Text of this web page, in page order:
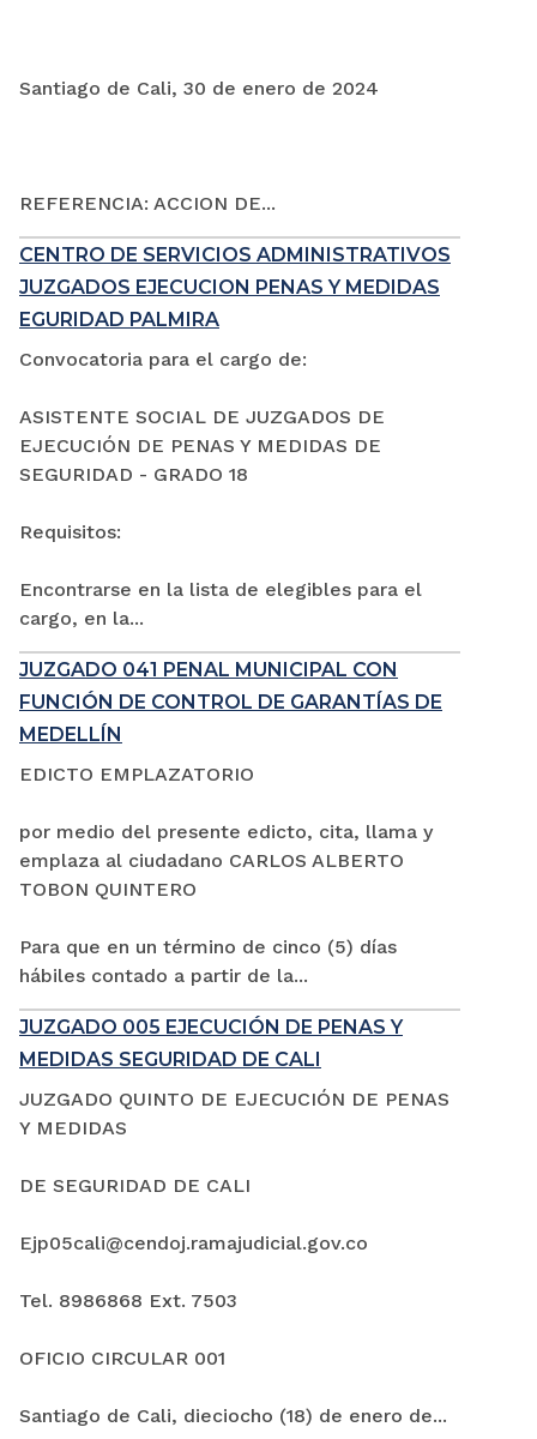
Santiago de Cali, 30 de enero de 2024
REFERENCIA: ACCION DE...
CENTRO DE SERVICIOS ADMINISTRATIVOS
JUZGADOS EJECUCION PENAS Y MEDIDAS
EGURIDAD PALMIRA
Convocatoria para el cargo de:
ASISTENTE SOCIAL DE JUZGADOS DE
EJECUCIÓN DE PENAS Y MEDIDAS DE
SEGURIDAD - GRADO 18
Requisitos:
Encontrarse en la lista de elegibles para el
cargo, en la...
JUZGADO 041 PENAL MUNICIPAL CON
FUNCIÓN DE CONTROL DE GARANTÍAS DE
MEDELLÍN
EDICTO EMPLAZATORIO
por medio del presente edicto, cita, llama y
emplaza al ciudadano CARLOS ALBERTO
TOBON QUINTERO
Para que en un término de cinco (5) días
hábiles contado a partir de la...
JUZGADO 005 EJECUCIÓN DE PENAS Y
MEDIDAS SEGURIDAD DE CALI
JUZGADO QUINTO DE EJECUCIÓN DE PENAS
Y MEDIDAS
DE SEGURIDAD DE CALI
Ejp05cali@cendoj.ramajudicial.gov.co
Tel. 8986868 Ext. 7503
OFICIO CIRCULAR 001
Santiago de Cali, dieciocho (18) de enero de...